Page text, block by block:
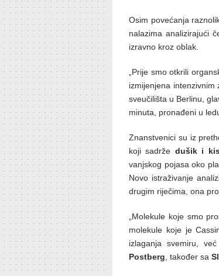
Osim povećanja
nalazima analizirajući
izravno kroz oblak.
„Prije smo otkrili
izmijenjena intenzivnim
sveučilišta u Berlinu,
minuta, pronađeni u
Znanstvenici su iz
koji sadrže dušik i
vanjskog pojasa oko
Novo istraživanje
drugim riječima, ona
„Molekule koje smo
molekule koje je
izlaganja svemiru,
Postberg , također sa